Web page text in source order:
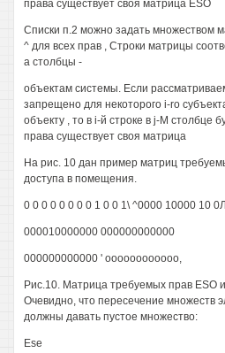
права существует своя матрица ESO
Списки п.2 можно задать множеством
^ для всех прав , Строки матрицы
а столбцы -
объектам системы. Если
запрещено для некоторого i-ro
объекту , то в i-й строке в j-M столбце
права существует своя матрица
На рис. 10 дан пример матриц
доступа в помещения.
0 0 0 0 0 0 0 0 1 0 0 1\ ^0000 10000 10 0Л
000010000000 000000000000
000000000000 ' оооооооооооо,
Рис.10. Матрица требуемых прав ESO
Очевидно, что пересечение множеств
должны давать пустое множество:
Ese